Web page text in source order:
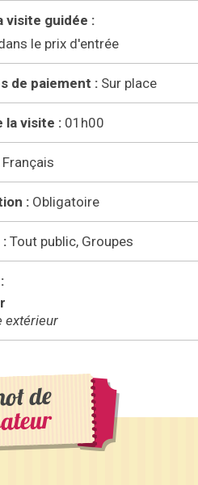
visite guidée :
le prix d'entrée
de paiement : Sur place
la visite : 01h00
Français
: Obligatoire
: Tout public, Groupes
extérieur
de